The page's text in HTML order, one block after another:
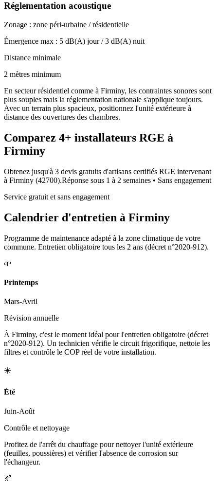
Réglementation acoustique
Zonage : zone péri-urbaine / résidentielle
Émergence max : 5 dB(A) jour /3 dB(A) nuit
Distance minimale
2 mètres minimum
En secteur résidentiel comme à Firminy, les contraintes sonores sont
plus souples mais la réglementation nationale s'applique toujours.
Avec un terrain plus spacieux, positionnez l'unité extérieure à
distance des ouvertures des chambres.
Comparez 4+ installateurs RGE à
Firminy
Obtenez jusqu'à 3 devis gratuits d'artisans certifiés RGE intervenant
à Firminy (42700).Réponse sous 1 à 2 semaines • Sans engagement
Service gratuit et sans engagement
Calendrier d'entretien à Firminy
Programme de maintenance adapté à la zone climatique de votre
commune. Entretien obligatoire tous les 2 ans (décret n°2020-912).
🌱
Printemps
Mars-Avril
Révision annuelle
À Firminy, c'est le moment idéal pour l'entretien obligatoire (décret
n°2020-912). Un technicien vérifie le circuit frigorifique, nettoie les
filtres et contrôle le COP réel de votre installation.
☀️
Été
Juin-Août
Contrôle et nettoyage
Profitez de l'arrêt du chauffage pour nettoyer l'unité extérieure
(feuilles, poussières) et vérifier l'absence de corrosion sur
l'échangeur.
🍂